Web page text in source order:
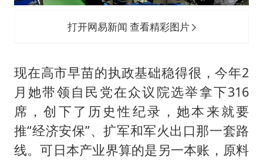
打开网易新闻 查看精彩图片
现在高市早苗的执政基础稳得很，今年2
月她带领自民党在众议院选举拿下316
席，创下了历史性纪录，她本来就要
推“经济安保”、扩军和军火出口那一套路
线。可日本产业界算的是另一本账，原料